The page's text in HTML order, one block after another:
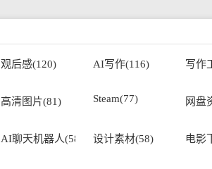
观后感(120) AI写作(116) 写作
高清图片(81) Steam(77) 网盘
AI聊天机器人(58) 设计素材(58) 电影